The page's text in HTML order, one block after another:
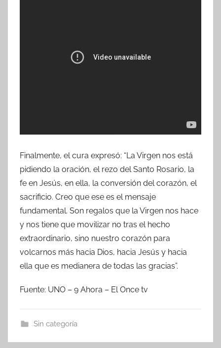
Finalmente, el cura expresó: “La Virgen nos está
pidiendo la oración, el rezo del Santo Rosario, la
fe en Jesús, en ella, la conversión del corazón, el
sacrificio. Creo que ese es el mensaje
fundamental. Son regalos que la Virgen nos hace
y nos tiene que movilizar no tras el hecho
extraordinario, sino nuestro corazón para
volcarnos más hacia Dios, hacia Jesús y hacia
ella que es medianera de todas las gracias”.
Fuente: UNO – 9 Ahora – El Once tv
Sin categoría